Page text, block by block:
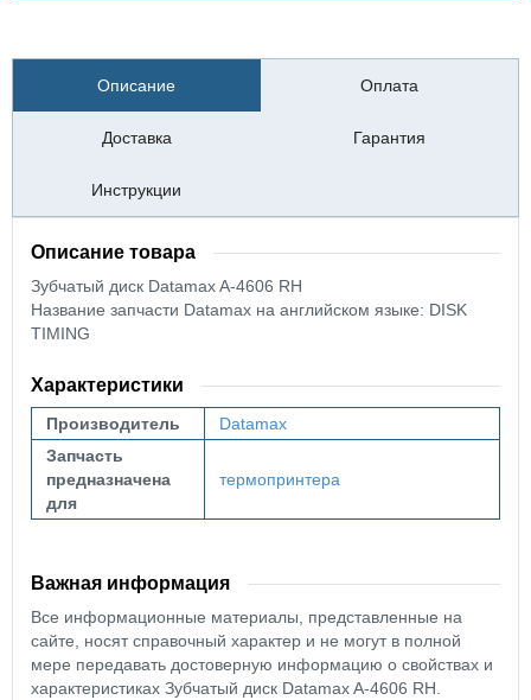
Описание Оплата
Доставка Гарантия
Инструкции
Описание товара
Зубчатый диск Datamax A-4606 RH
Название запчасти Datamax на английском языке: DISK
TIMING
Характеристики
Производитель
Datamax
Запчасть
предназначена
для
термопринтера
Важная информация
Все информационные материалы, представленные на
сайте, носят справочный характер и не могут в полной
мере передавать достоверную информацию о свойствах и
характеристиках Зубчатый диск Datamax A-4606 RH.